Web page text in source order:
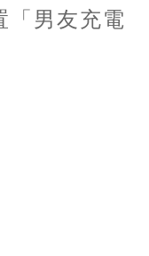
「男友充電